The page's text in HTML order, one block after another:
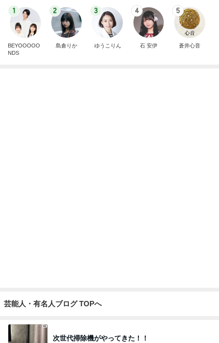
1
BEYOOOOO
NDS
2
島倉りか
3
ゆうこりん
4
石 安伊
5
蒼井心音
芸能人・有名人ブログ TOPへ
次世代掃除機がやってきた！！